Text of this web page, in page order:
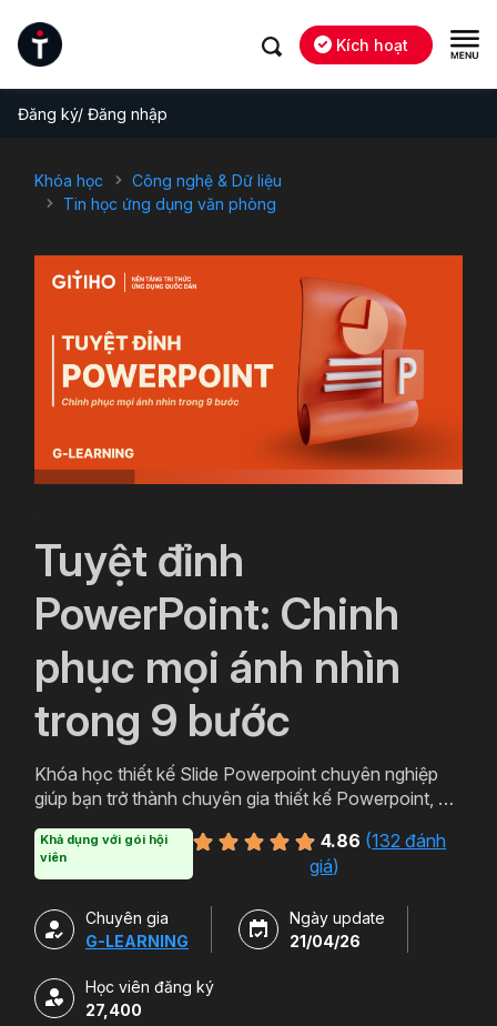
Kích hoạt
Đăng ký/ Đăng nhập
Khóa học
Công nghệ & Dữ liệu
Tin học ứng dụng văn phòng
Tuyệt đỉnh
PowerPoint: Chinh
phục mọi ánh nhìn
trong 9 bước
Khóa học thiết kế Slide Powerpoint chuyên nghiệp
giúp bạn trở thành chuyên gia thiết kế Powerpoint, với
bạn có thể học cả về tư duy thiết kế và kỹ năng sử
dụng thành thạo công cụ. Tặng kèm 500+ Slide
khác nhau.
Khả dụng với gói hội
viên
4.86 (132 đánh
giá)
Chuyên gia
G-LEARNING
Ngày update
21/04/26
Học viên đăng ký
27,400